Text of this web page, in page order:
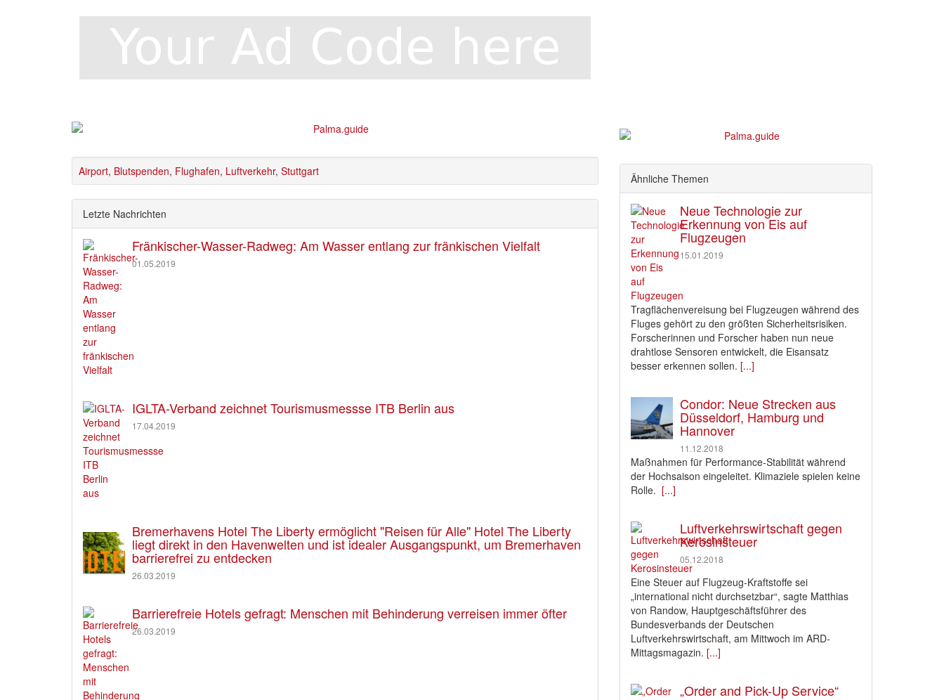
Airport, Blutspenden, Flughafen, Luftverkehr, Stuttgart
Letzte Nachrichten
Fränkischer-Wasser-Radweg: Am Wasser entlang zur fränkischen Vielfalt
01.05.2019
IGLTA-Verband zeichnet Tourismusmessse ITB Berlin aus
17.04.2019
Bremerhavens Hotel The Liberty ermöglicht "Reisen für Alle" Hotel The Liberty
liegt direkt in den Havenwelten und ist idealer Ausgangspunkt, um Bremerhaven
barrierefrei zu entdecken
26.03.2019
Barrierefreie Hotels gefragt: Menschen mit Behinderung verreisen immer öfter
26.03.2019
Ähnliche Themen
Neue Technologie zur
Erkennung von Eis auf
Flugzeugen
15.01.2019
Tragflächenvereisung bei Flugzeugen während des
Fluges gehört zu den größten Sicherheitsrisiken.
Forscherinnen und Forscher haben nun neue
drahtlose Sensoren entwickelt, die Eisansatz
besser erkennen sollen. [...]
Condor: Neue Strecken aus
Düsseldorf, Hamburg und
Hannover
11.12.2018
Maßnahmen für Performance-Stabilität während
der Hochsaison eingeleitet. Klimaziele spielen keine
Rolle. [...]
Luftverkehrswirtschaft gegen
Kerosinsteuer
05.12.2018
Eine Steuer auf Flugzeug-Kraftstoffe sei
„international nicht durchsetzbar“, sagte Matthias
von Randow, Hauptgeschäftsführer des
Bundesverbands der Deutschen
Luftverkehrswirtschaft, am Mittwoch im ARD-
Mittagsmagazin. [...]
„Order and Pick-Up Service“